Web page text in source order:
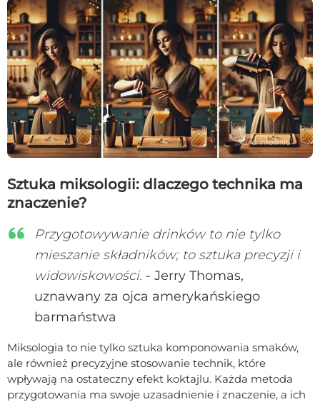
Sztuka miksologii: dlaczego technika ma
znaczenie?
Przygotowywanie drinków to nie tylko
mieszanie składników; to sztuka precyzji i
widowiskowości. - Jerry Thomas,
uznawany za ojca amerykańskiego
barmaństwa
Miksologia to nie tylko sztuka komponowania smaków,
ale również precyzyjne stosowanie technik, które
wpływają na ostateczny efekt koktajlu. Każda metoda
przygotowania ma swoje uzasadnienie i znaczenie, a ich